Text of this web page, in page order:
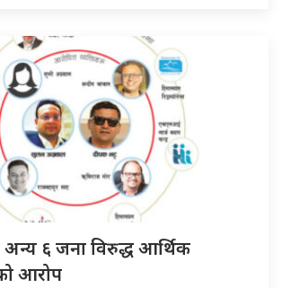
अन्य ६ जना विरुद्ध आर्थिक
आरोप